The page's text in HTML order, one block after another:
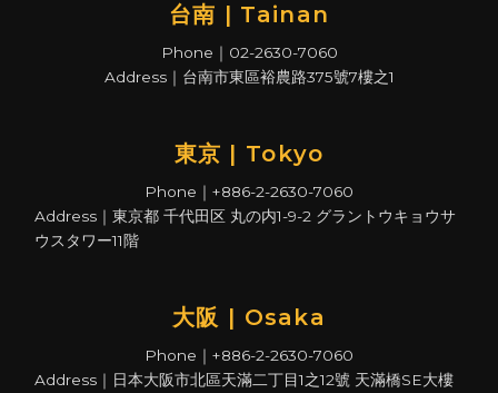
台南 | Tainan
Phone｜02-2630-7060
Address｜台南市東區裕農路375號7樓之1
東京 | Tokyo
Phone｜+886-2-2630-7060
Address｜東京都 千代田区 丸の内1-9-2 グラントウキョウサ
ウスタワー11階
大阪 | Osaka
Phone｜+886-2-2630-7060
Address｜日本大阪市北區天滿二丁目1之12號 天滿橋SE大樓